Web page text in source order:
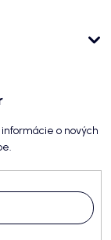
o nových